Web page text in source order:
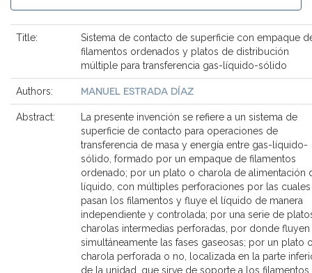
Title:
Sistema de contacto de superficie con empaque
filamentos ordenados y platos de distribución
múltiple para transferencia gas-líquido-sólido
Authors: MANUEL ESTRADA DÍAZ
Abstract:
La presente invención se refiere a un sistema de
superficie de contacto para operaciones de
transferencia de masa y energía entre gas-líquido-
sólido, formado por un empaque de filamentos
ordenado; por un plato o charola de alimentación
líquido, con múltiples perforaciones por las cuales
pasan los filamentos y fluye el líquido de manera
independiente y controlada; por una serie de
charolas intermedias perforadas, por donde fluyen
simultáneamente las fases gaseosas; por un plato
charola perforada o no, localizada en la parte
de la unidad, que sirve de soporte a los